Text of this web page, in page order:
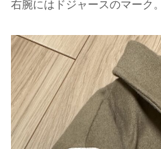
右腕にはドジャースのマーク。